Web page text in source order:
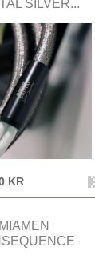
SILVER...
KR
MIAMEN